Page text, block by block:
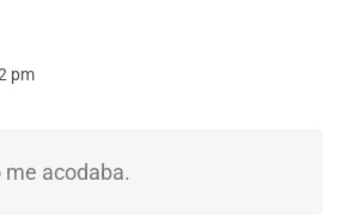
pm
me acodaba.